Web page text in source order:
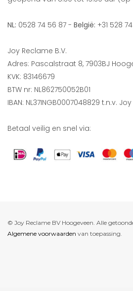
NL: 0528 74 56 87 - België: +31 528
Joy Reclame B.V.
Adres: Pascalstraat 8, 7903BJ
KVK: 83146679
BTW nr: NL862750052B01
IBAN: NL37INGB0007048829 t.n.v.
Betaal veilig en snel via:
© Joy Reclame BV Hoogeveen. Alle
Algemene voorwaarden van toepassing.